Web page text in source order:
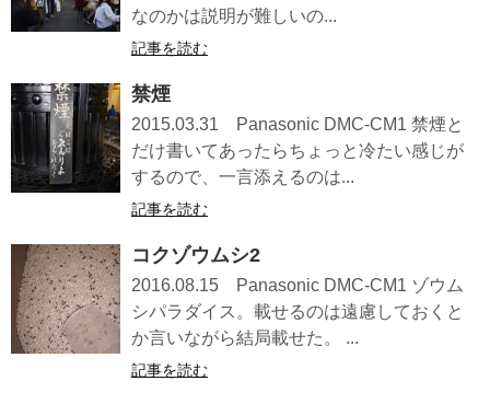
なのかは説明が難しいの...
記事を読む
禁煙
2015.03.31 Panasonic DMC-CM1 禁煙と
だけ書いてあったらちょっと冷たい感じが
するので、一言添えるのは...
記事を読む
コクゾウムシ2
2016.08.15 Panasonic DMC-CM1 ゾウム
シパラダイス。載せるのは遠慮しておくと
か言いながら結局載せた。 ...
記事を読む